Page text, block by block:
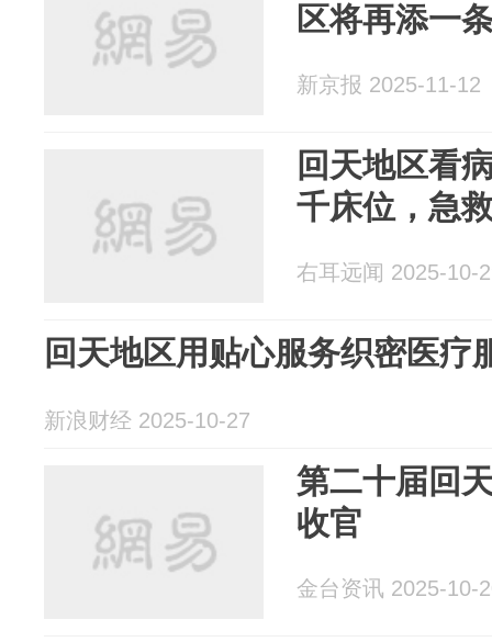
区将再添一
新京报 2025-11-12
回天地区看
千床位，急
右耳远闻 2025-10-
回天地区用贴心服务织密医疗
新浪财经 2025-10-27
第二十届回
收官
金台资讯 2025-10-